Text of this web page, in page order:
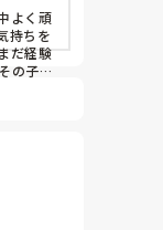
それは
まし
そのま
まいま
おとう
かの子
だ」の
で事
当番の
ってい
よく頑
持ちを
だ経験
の子が
て欲し
この前
当番で
、わざ